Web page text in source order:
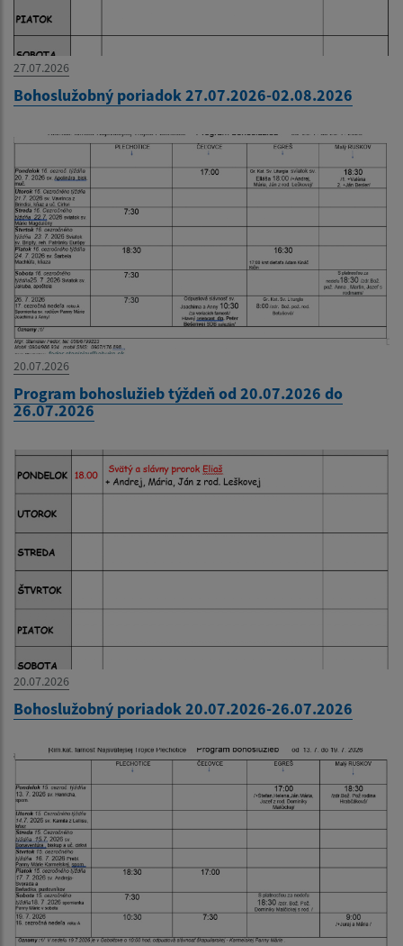
27.07.2026
Bohoslužobný poriadok 27.07.2026-02.08.2026
20.07.2026
Program bohoslužieb týždeň od 20.07.2026 do
26.07.2026
20.07.2026
Bohoslužobný poriadok 20.07.2026-26.07.2026